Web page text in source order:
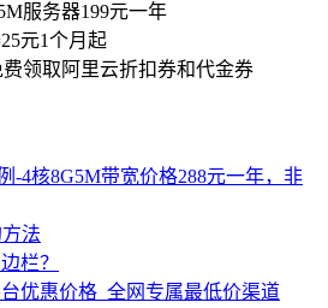
服务器199元一年
元1个月起
费领取阿里云折扣券和代金券
-4核8G5M带宽价格288元一年，非
法
栏？
优惠价格_全网专属最低价渠道